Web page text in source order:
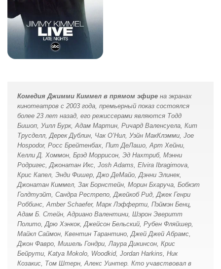
Комедия Джимми Киммел в прямом эфире на экранах
кинотеатров с 2003 года, премьерный показ состоялся
более 23 лет назад, его режиссерами являются Тодд
Бишоп, Уилл Бурк, Адам Мартин, Ричард Валенсуела, Кит
Трусделл, Дерек Дублин, Чак О’Нил, Уэйн МакКлэмми, Joe
Hospodor, Росс Брейтенбах, Пит ДеЛашо, Арт Хейни,
Келли Д. Хоммон, Брэд Моррисон, Эд Нахтриб, Мэнни
Родригес, Джонатан Икс, Josh Adams, Elvira Ibragimova,
Крис Капел, Энди Фишер, Джо ДеМайо, Дэнни Элинек,
Джонатан Киммел, Зак Борнстейн, Морин Бхаруча, Бобкэт
Голдтуэйт, Сандра Рестрепо, Джейкоб Рид, Джек Генри
Роббинс, Amber Schaefer, Марк Лэфферти, Пэймэн Бенц,
Адам Б. Стейн, Адриано Валентини, Шэрон Эверитт
Полито, Дрю Хэнкок, Джейсон Бельский, Рубен Фляйшер,
Майкл Саймон, Квентин Тарантино, Джей Джей Абрамс,
Джон Фавро, Мишель Гондри, Лаура Дикинсон, Крис
Бейрути, Katya Mokolo, Woodkid, Jordan Harkins, Ник
Козакис, Том Штерн, Алекс Уинтер. Кто учавствовал в